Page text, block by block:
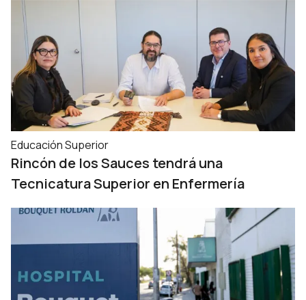
Educación Superior
Rincón de los Sauces tendrá una
Tecnicatura Superior en Enfermería